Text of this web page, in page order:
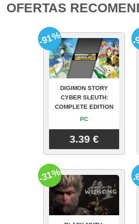
OFERTAS
DIGIMON STORY
CYBER SLEUTH:
COMPLETE EDITION
PC
3.39 €
-91% -
-31% -